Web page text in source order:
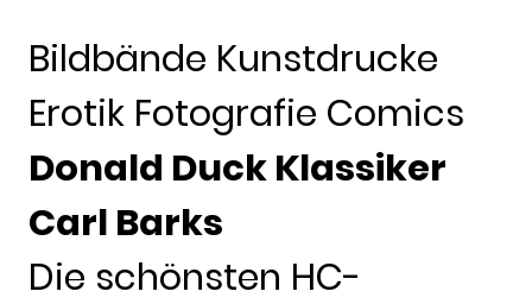
Bildbände Kunstdrucke
Erotik Fotografie Comics
Donald Duck Klassiker
Carl Barks
Die schönsten HC-